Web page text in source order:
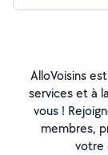
AlloVoisins
services et à
vous !
membres,
votre